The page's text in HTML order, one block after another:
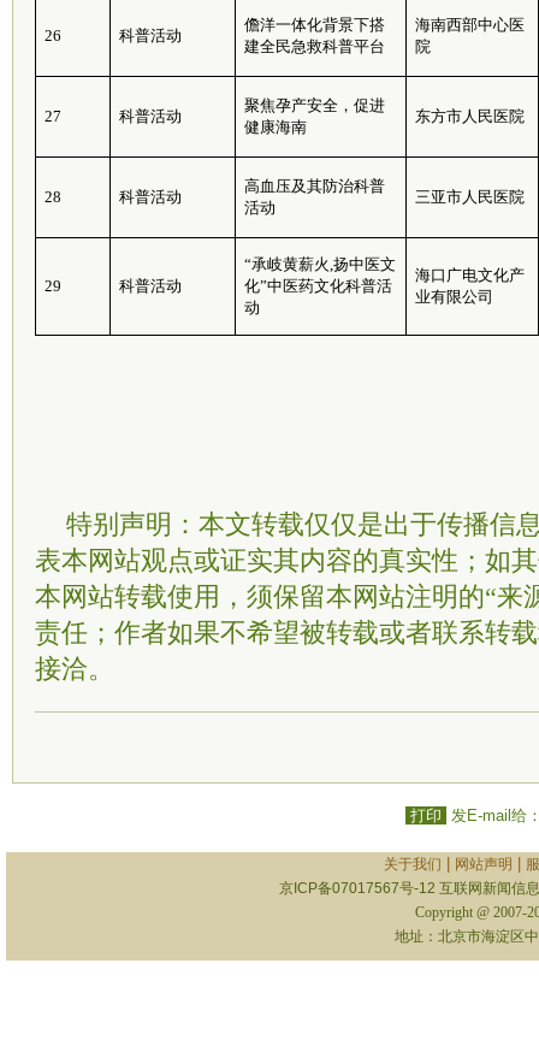
26 科普活动
儋洋一体化背景下搭
建全民急救科普平台
海南西部中心医
院
27 科普活动
聚焦孕产安全，促进
健康海南
东方市人民医院
28 科普活动
高血压及其防治科普
活动
三亚市人民医院
29 科普活动
“承岐黄薪火,扬中医文
化”中医药文化科普活
动
海口广电文化产
业有限公司
特别声明：本文转载仅仅是出于传播信
表本网站观点或证实其内容的真实性；如
本网站转载使用，须保留本网站注明的“来
责任；作者如果不希望被转载或者联系转
接洽。
打印 发E-mail给
关于我们 网站声明
京ICP备07017567号-12 互联网新闻信
Copyright @ 2007-
地址：北京市海淀区